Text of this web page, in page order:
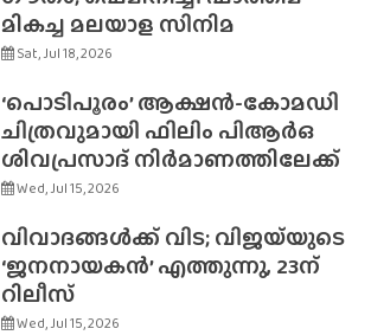
മികച്ച മലയാള സിനിമ
Sat, Jul 18, 2026
‘പൊടിപൂരം’ ആക്ഷൻ-കോമഡി
ചിത്രവുമായി ഫിലിം പിആർഒ
ശിവപ്രസാദ് നിർമാണത്തിലേക്ക്
Wed, Jul 15, 2026
വിവാദങ്ങൾക്ക് വിട; വിജയ്‌യുടെ
‘ജനനായകൻ’ എത്തുന്നു, 23ന്
റിലീസ്
Wed, Jul 15, 2026